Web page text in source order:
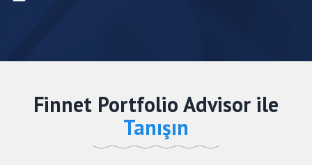
Finnet Portfolio Advisor ile
Tanışın